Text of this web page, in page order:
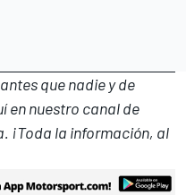
que nadie y de
en nuestro canal de
¡Toda la información, al